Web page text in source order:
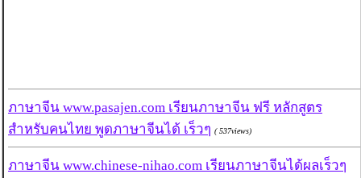
ภาษาจีน www.pasajen.com เรียนภาษาจีน ฟรี หลักสูตร
สำหรับคนไทย พูดภาษาจีนได้ เร็วๆ ( 537views)
ภาษาจีน www.chinese-nihao.com เรียนภาษาจีนได้ผลเร็วๆ